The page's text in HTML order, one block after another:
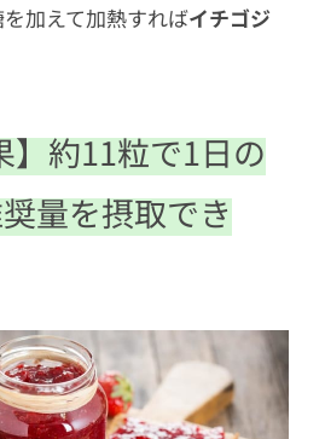
加えて加熱すればイチゴジ
】約11粒で1日の
量を摂取でき